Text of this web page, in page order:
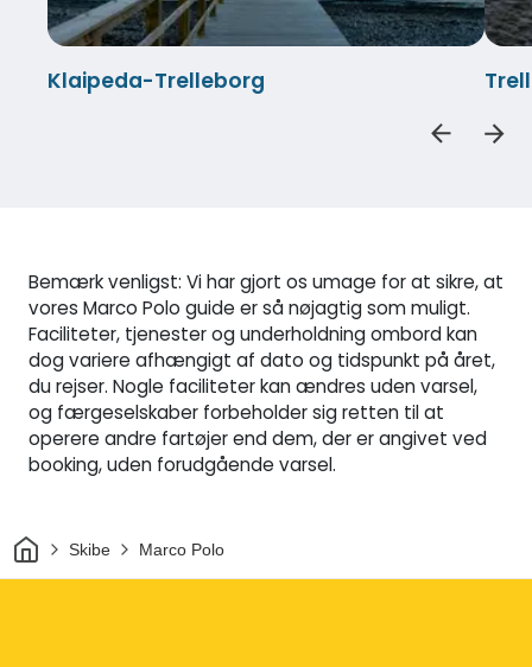
Klaipeda-Trelleborg
Bemærk venligst: Vi har gjort os umage for at sikre, at
vores Marco Polo guide er så nøjagtig som muligt.
Faciliteter, tjenester og underholdning ombord kan
dog variere afhængigt af dato og tidspunkt på året,
du rejser. Nogle faciliteter kan ændres uden varsel,
og færgeselskaber forbeholder sig retten til at
operere andre fartøjer end dem, der er angivet ved
booking, uden forudgående varsel.
HjemSkibe Marco Polo